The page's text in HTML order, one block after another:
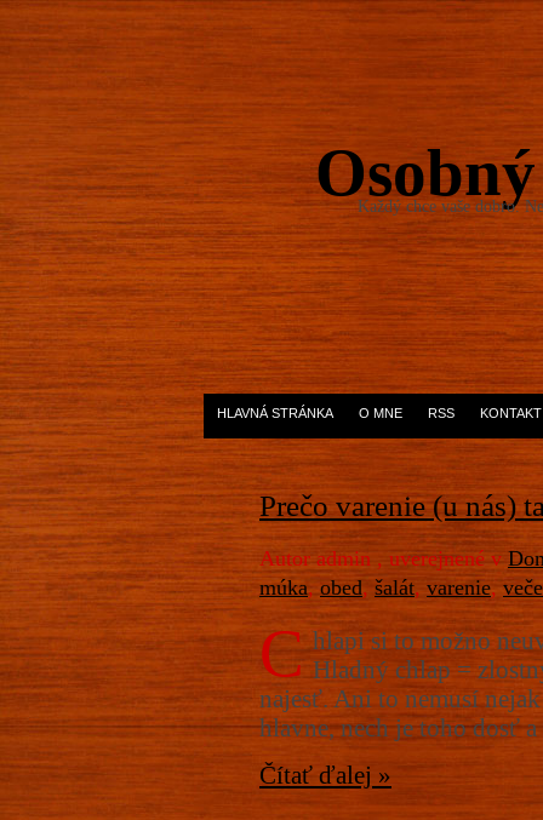
Každý chce vaše dobro.
HLAVNÁ STRÁNKA O MNE RSS KONTAKT
Prečo varenie (u nás)
Autor admin , uverejnené v
múka,obed,šalát,varenie,
C hlapi si to možno
Hladný chlap =
najesť. Ani to nemusí
hlavne, nech je toho dosť a
Čítať ďalej »